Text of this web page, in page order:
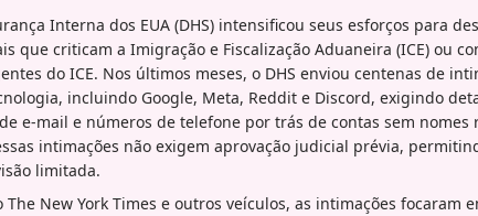
Interna dos EUA (DHS) intensificou seus esforços para
que criticam a Imigração e Fiscalização Aduaneira (ICE) ou
do ICE. Nos últimos meses, o DHS enviou centenas de
incluindo Google, Meta, Reddit e Discord, exigindo
e-mail e números de telefone por trás de contas sem
intimações não exigem aprovação judicial prévia,
limitada.
The New York Times e outros veículos, as intimações focaram